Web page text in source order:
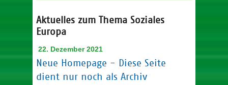
Aktuelles zum Thema Soziales
Europa
22. Dezember 2021
Neue Homepage - Diese Seite
dient nur noch als Archiv